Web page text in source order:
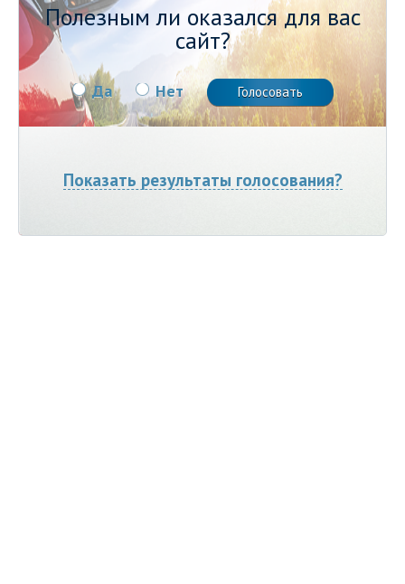
Полезным ли оказался для вас
сайт?
Да Нет
Показать результаты голосования?